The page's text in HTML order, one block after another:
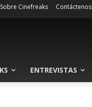
Sobre Cinefreaks Contáctenos
ENTREVISTAS